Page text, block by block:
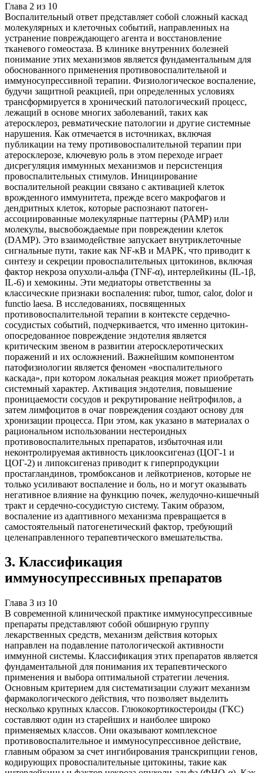
Глава 2 из 10
Воспалительный ответ представляет собой сложный каскад
молекулярных и клеточных событий, направленных на
устранение повреждающего агента и восстановление
тканевого гомеостаза. В клинике внутренних болезней
понимание этих механизмов является фундаментальным для
обоснованного применения противовоспалительной и
иммуносупрессивной терапии. Физиологическое воспаление,
будучи защитной реакцией, при определенных условиях
трансформируется в хронический патологический процесс,
лежащий в основе многих заболеваний, таких как
атеросклероз, ревматические патологии и другие системные
нарушения. Как отмечается в источниках, включая
публикации на тему противовоспалительной терапии при
атеросклерозе, ключевую роль в этом переходе играет
дисрегуляция иммунных механизмов и персистенция
провоспалительных стимулов. Инициирование
воспалительной реакции связано с активацией клеток
врожденного иммунитета, прежде всего макрофагов и
дендритных клеток, которые распознают патоген-
ассоциированные молекулярные паттерны (PAMP) или
молекулы, высвобождаемые при повреждении клеток
(DAMP). Это взаимодействие запускает внутриклеточные
сигнальные пути, такие как NF-κB и MAPK, что приводит к
синтезу и секреции провоспалительных цитокинов, включая
фактор некроза опухоли-альфа (TNF-α), интерлейкины (IL-1β,
IL-6) и хемокины. Эти медиаторы ответственны за
классические признаки воспаления: rubor, tumor, calor, dolor и
functio laesa. В исследованиях, посвященных
противовоспалительной терапии в контексте сердечно-
сосудистых событий, подчеркивается, что именно цитокин-
опосредованное повреждение эндотелия является
критическим звеном в развитии атеросклеротических
поражений и их осложнений. Важнейшим компонентом
патофизиологии является феномен «воспалительного
каскада», при котором локальная реакция может приобретать
системный характер. Активация эндотелия, повышение
проницаемости сосудов и рекрутирование нейтрофилов, а
затем лимфоцитов в очаг повреждения создают основу для
хронизации процесса. При этом, как указано в материалах о
рациональном использовании нестероидных
противовоспалительных препаратов, избыточная или
неконтролируемая активность циклооксигеназ (ЦОГ-1 и
ЦОГ-2) и липоксигеназ приводит к гиперпродукции
простагландинов, тромбоксанов и лейкотриенов, которые не
только усиливают воспаление и боль, но и могут оказывать
негативное влияние на функцию почек, желудочно-кишечный
тракт и сердечно-сосудистую систему. Таким образом,
воспаление из адаптивного механизма превращается в
самостоятельный патогенетический фактор, требующий
целенаправленного терапевтического вмешательства.
3. Классификация
иммуносупрессивных препаратов
Глава 3 из 10
В современной клинической практике иммуносупрессивные
препараты представляют собой обширную группу
лекарственных средств, механизм действия которых
направлен на подавление патологической активности
иммунной системы. Классификация этих препаратов является
фундаментальной для понимания их терапевтического
применения и выбора оптимальной стратегии лечения.
Основным критерием для систематизации служит механизм
фармакологического действия, что позволяет выделить
несколько крупных классов. Глюкокортикостероиды (ГКС)
составляют один из старейших и наиболее широко
применяемых классов. Они оказывают комплексное
противовоспалительное и иммуносупрессивное действие,
главным образом за счет ингибирования транскрипции генов,
кодирующих провоспалительные цитокины, такие как